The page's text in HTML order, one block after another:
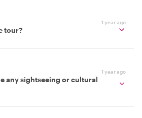
1 year ago
tour?
1 year ago
any sightseeing or cultural